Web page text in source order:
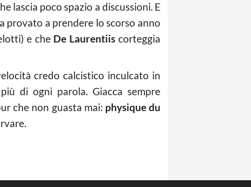
lascia poco spazio a discussioni. E
provato a prendere lo scorso anno
e che De Laurentiis corteggia
credo calcistico inculcato in
di ogni parola. Giacca sempre
che non guasta mai: physique du